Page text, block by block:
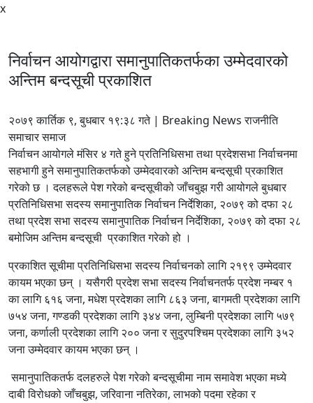
x
निर्वाचन आयोगद्वारा समानुपातिकतर्फका उम्मेदवारको
अन्तिम बन्दसूची प्रकाशित
२०७९ कार्तिक ९, बुधबार १९:३८ गते | Breaking News राजनीति
समाचार समाज
निर्वाचन आयोगले मंसिर ४ गते हुने प्रतिनिधिसभा तथा प्रदेशसभा निर्वाचनमा
सहभागी हुने समानुपातिकतर्फको उम्मेदवारको अन्तिम बन्दसूची प्रकाशित
गरेको छ । दलहरूले पेश गरेको बन्दसूचीको जाँचबुझ गरी आयोगले बुधबार
प्रतिनिधिसभा सदस्य समानुपातिक निर्वाचन निर्देशिका, २०७९ को दफा २८
तथा प्रदेश सभा सदस्य समानुपातिक निर्वाचन निर्देशिका, २०७९ को दफा २८
बमोजिम अन्तिम बन्दसूची प्रकाशित गरेको हो ।
प्रकाशित सूचीमा प्रतिनिधिसभा सदस्य निर्वाचनको लागि २१९९ उम्मेदवार
कायम भएका छन् । यसैगरी प्रदेश सभा सदस्य निर्वाचनतर्फ प्रदेश नम्बर १
का लागि ६१६ जना, मधेश प्रदेशका लागि ८६३ जना, बागमती प्रदेशका लागि
७५४ जना, गण्डकी प्रदेशका लागि ३४४ जना, लुम्बिनी प्रदेशका लागि ५७९
जना, कर्णाली प्रदेशका लागि २०० जना र सुदुरपश्चिम प्रदेशका लागि ३५२
जना उम्मेदवार कायम भएका छन् ।
समानुपातिकतर्फ दलहरुले पेश गरेको बन्दसूचीमा नाम समावेश भएका मध्ये
दाबी विरोधको जाँचबुझ, जरिवाना नतिरेका, लाभको पदमा रहेका र